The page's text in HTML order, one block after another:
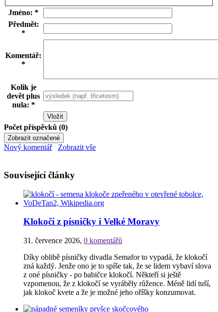
Jméno: *
Předmět:
*
Komentář:
*
Kolik je
devět plus
nula: *
Počet příspěvků (0)
Nový komentář Zobrazit vše
Související články
Klokočí z písničky i Velké Moravy
31. července 2026, 0 komentářů
Díky oblibě písničky divadla Semafor to vypadá, že klokočí
zná každý. Jenže ono je to spíše tak, že se lidem vybaví slova
z oné písničky - po babičce klokočí. Někteří si ještě
vzpomenou, že z klokočí se vyráběly růžence. Méně lidí tuší,
jak klokoč kvete a že je možné jeho oříšky konzumovat.